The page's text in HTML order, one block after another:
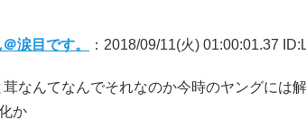
涙目です。 ：2018/09/11(火) 01:00:01.37
なんてなんでそれなのか今時のヤングには
か